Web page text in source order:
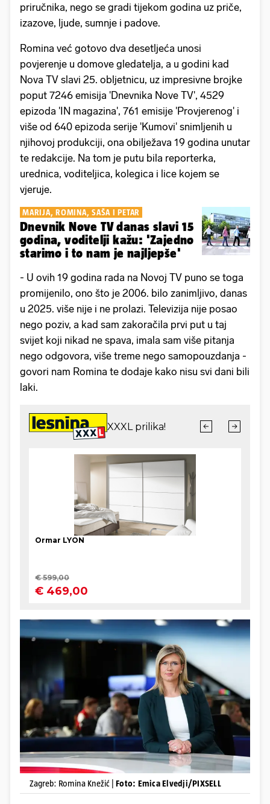
priručnika, nego se gradi tijekom godina uz priče,
izazove, ljude, sumnje i padove.
Romina već gotovo dva desetljeća unosi
povjerenje u domove gledatelja, a u godini kad
Nova TV slavi 25. obljetnicu, uz impresivne brojke
poput 7246 emisija 'Dnevnika Nove TV', 4529
epizoda 'IN magazina', 761 emisije 'Provjerenog' i
više od 640 epizoda serije 'Kumovi' snimljenih u
njihovoj produkciji, ona obilježava 19 godina unutar
te redakcije. Na tom je putu bila reporterka,
urednica, voditeljica, kolegica i lice kojem se
vjeruje.
MARIJA, ROMINA, SAŠA I PETAR
Dnevnik Nove TV danas slavi 15
godina, voditelji kažu: 'Zajedno
starimo i to nam je najljepše'
- U ovih 19 godina rada na Novoj TV puno se toga
promijenilo, ono što je 2006. bilo zanimljivo, danas
u 2025. više nije i ne prolazi. Televizija nije posao
nego poziv, a kad sam zakoračila prvi put u taj
svijet koji nikad ne spava, imala sam više pitanja
nego odgovora, više treme nego samopouzdanja -
govori nam Romina te dodaje kako nisu svi dani bili
laki.
Zagreb: Romina Knežić | Foto: Emica Elvedji/PIXSELL